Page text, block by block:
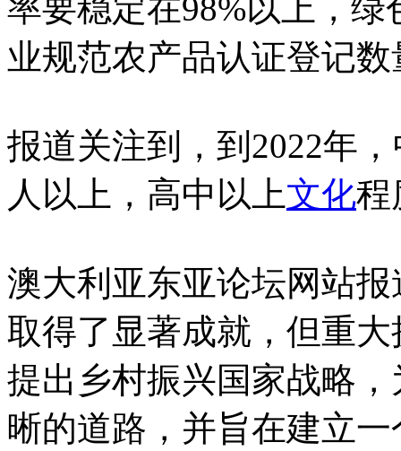
率要稳定在98%以上，
业规范农产品认证登记
报道关注到，到2022年
人以上，高中以上文化程
澳大利亚东亚论坛网站
取得了显著成就，但重
提出乡村振兴国家战略
晰的道路，并旨在建立